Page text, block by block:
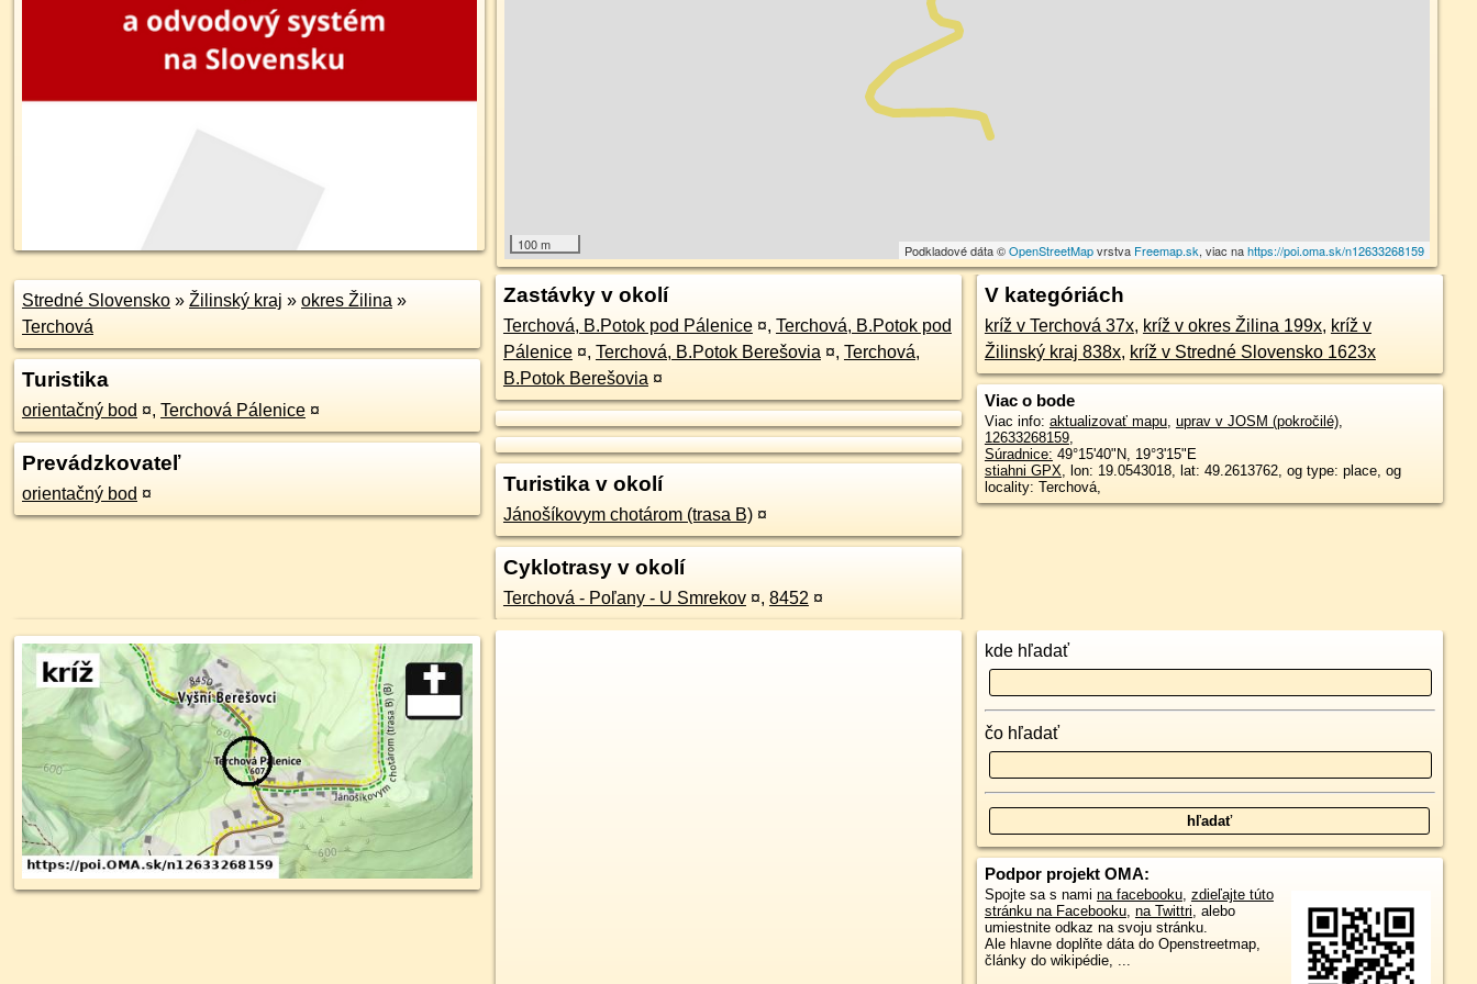
100 m Podkladové dáta ©OpenStreetMapvrstva Freemap.sk, viac nahttps://poi.oma.sk/n12633268159
Stredné Slovensko » Žilinský kraj » okres Žilina »
Terchová
Turistika
orientačný bod ¤, Terchová Pálenice ¤
Prevádzkovateľ
orientačný bod ¤
Zastávky v okolí
Terchová, B.Potok pod Pálenice ¤, Terchová, B.Potok pod
Pálenice ¤, Terchová, B.Potok Berešovia ¤, Terchová,
B.Potok Berešovia ¤
Turistika v okolí
Jánošíkovym chotárom (trasa B) ¤
Cyklotrasy v okolí
Terchová - Poľany - U Smrekov ¤, 8452 ¤
V kategóriách
kríž v Terchová 37x, kríž v okres Žilina 199x, kríž v
Žilinský kraj 838x, kríž v Stredné Slovensko 1623x
Viac o bode
Viac info: aktualizovať mapu, uprav v JOSM (pokročilé),
12633268159,
Súradnice: 49°15'40"N, 19°3'15"E
stiahni GPX, lon: 19.0543018, lat: 49.2613762, og type: place, og
locality: Terchová,
kde hľadať
čo hľadať
Podpor projekt OMA:
Spojte sa s nami na facebooku, zdieľajte túto
stránku na Facebooku, na Twittri, alebo
umiestnite odkaz na svoju stránku.
Ale hlavne doplňte dáta do Openstreetmap,
články do wikipédie, ...